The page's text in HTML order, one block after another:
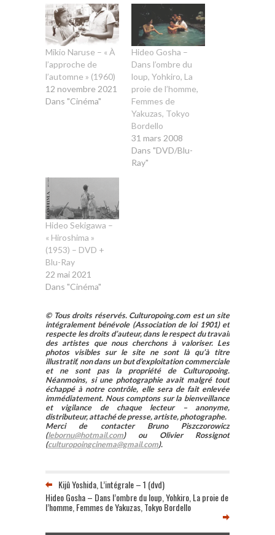
Mikio Naruse – « À
l’approche de
l’automne » (1960)
12 novembre 2021
Dans "Cinéma"
Hideo Gosha –
Dans l’ombre du
loup, Yohkiro, La
proie de l’homme,
Femmes de
Yakuzas, Tokyo
Bordello
31 mars 2008
Dans "DVD/Blu-
Ray"
Hideo Sekigawa –
« Hiroshima »
(1953) – DVD +
Blu-Ray
22 mai 2021
Dans "Cinéma"
© Tous droits réservés. Culturopoing.com est un site
intégralement bénévole (Association de loi 1901) et
respecte les droits d’auteur, dans le respect du travail
des artistes que nous cherchons à valoriser. Les
photos visibles sur le site ne sont là qu’à titre
illustratif, non dans un but d’exploitation commerciale
et ne sont pas la propriété de Culturopoing.
Néanmoins, si une photographie avait malgré tout
échappé à notre contrôle, elle sera de fait enlevée
immédiatement. Nous comptons sur la bienveillance
et vigilance de chaque lecteur – anonyme,
distributeur, attaché de presse, artiste, photographe.
Merci de contacter Bruno Piszczorowicz
(lebornu@hotmail.com) ou Olivier Rossignot
(culturopoingcinema@gmail.com).
Kijû Yoshida, L’intégrale – 1 (dvd)
Hideo Gosha – Dans l’ombre du loup, Yohkiro, La proie de
l’homme, Femmes de Yakuzas, Tokyo Bordello